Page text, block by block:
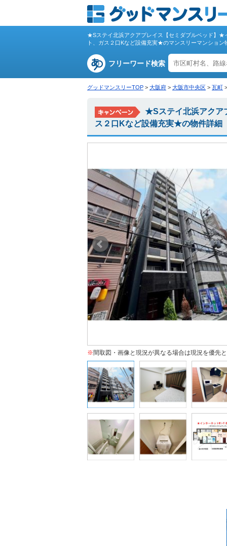
★Sステイ北浜アクアプレイス【セミダブルベッド】★
ト、ガス２口Kなど設備充実★のマンスリーマンション
フリーワード検索
グッドマンスリーTOP > 大阪府 > 大阪市中央区 > 瓦町 >
★Sステイ北浜アクア
ス２口Kなど設備充実★の物件詳細
※間取図・画像と現況が異なる場合は現況を優先と